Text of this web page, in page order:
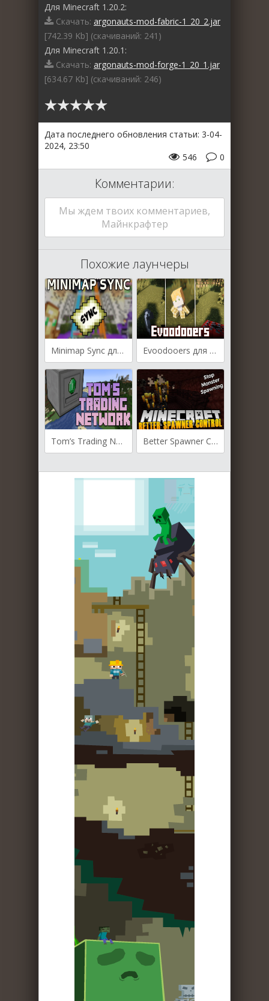
Для Minecraft 1.20.2:
Скачать: argonauts-mod-fabric-1_20_2.jar
[742.39 Kb] (cкачиваний: 241)
Для Minecraft 1.20.1:
Скачать: argonauts-mod-forge-1_20_1.jar
[634.67 Kb] (cкачиваний: 246)
Дата последнего обновления статьи: 3-04-
2024, 23:50
0
546
Комментарии:
Мы ждем твоих комментариев,
Майнкрафтер
Похожие лаунчеры
Minimap Sync для Майнкрафт [1.20.4, 1.20.2, 1.20.1] Evoodooers для Майнкрафт [1.20.1, 1.20]
Tom’s Trading Network для Майнкрафт [1.20.4, 1.20.3] Better Spawner Control для Майнкрафт [1.20.2, 1.20.1, 1.20]